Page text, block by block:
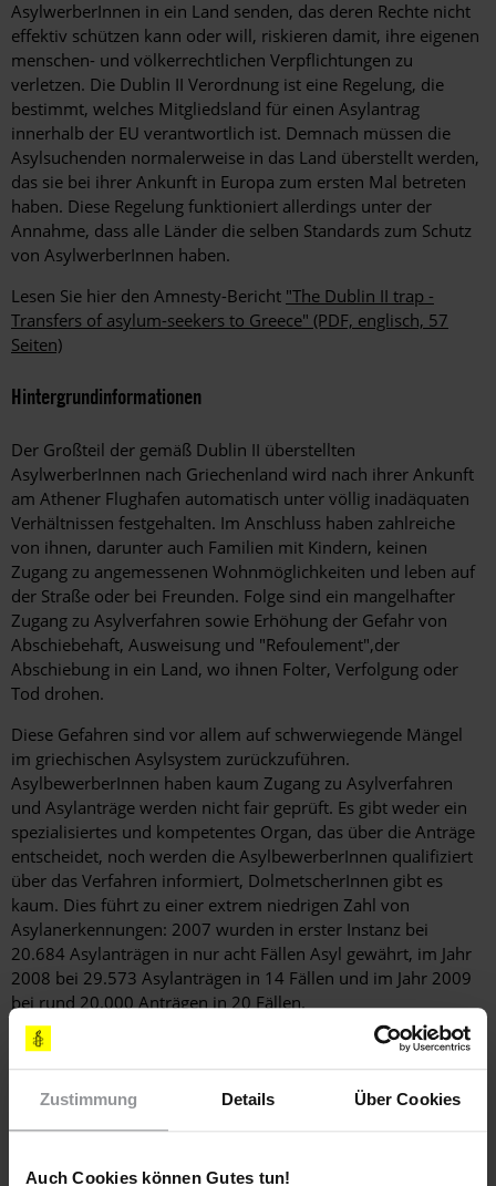
Zustimmung Details Über Cookies
Auch Cookies können Gutes tun!
AsylwerberInnen in ein Land senden, das deren Rechte nicht
effektiv schützen kann oder will, riskieren damit, ihre eigenen
menschen- und völkerrechtlichen Verpflichtungen zu
verletzen. Die Dublin II Verordnung ist eine Regelung, die
bestimmt, welches Mitgliedsland für einen Asylantrag
innerhalb der EU verantwortlich ist. Demnach müssen die
Asylsuchenden normalerweise in das Land überstellt werden,
das sie bei ihrer Ankunft in Europa zum ersten Mal betreten
haben. Diese Regelung funktioniert allerdings unter der
Annahme, dass alle Länder die selben Standards zum Schutz
von AsylwerberInnen haben.
Lesen Sie hier den Amnesty-Bericht "The Dublin II trap -
Transfers of asylum-seekers to Greece" (PDF, englisch, 57
Seiten)
Hintergrundinformationen
Der Großteil der gemäß Dublin II überstellten
AsylwerberInnen nach Griechenland wird nach ihrer Ankunft
am Athener Flughafen automatisch unter völlig inadäquaten
Verhältnissen festgehalten. Im Anschluss haben zahlreiche
von ihnen, darunter auch Familien mit Kindern, keinen
Zugang zu angemessenen Wohnmöglichkeiten und leben auf
der Straße oder bei Freunden. Folge sind ein mangelhafter
Zugang zu Asylverfahren sowie Erhöhung der Gefahr von
Abschiebehaft, Ausweisung und "Refoulement",der
Abschiebung in ein Land, wo ihnen Folter, Verfolgung oder
Tod drohen.
Diese Gefahren sind vor allem auf schwerwiegende Mängel
im griechischen Asylsystem zurückzuführen.
AsylbewerberInnen haben kaum Zugang zu Asylverfahren
und Asylanträge werden nicht fair geprüft. Es gibt weder ein
spezialisiertes und kompetentes Organ, das über die Anträge
entscheidet, noch werden die AsylbewerberInnen qualifiziert
über das Verfahren informiert, DolmetscherInnen gibt es
kaum. Dies führt zu einer extrem niedrigen Zahl von
Asylanerkennungen: 2007 wurden in erster Instanz bei
20.684 Asylanträgen in nur acht Fällen Asyl gewährt, im Jahr
2008 bei 29.573 Asylanträgen in 14 Fällen und im Jahr 2009
bei rund 20.000 Anträgen in 20 Fällen.
Weitere Informationen